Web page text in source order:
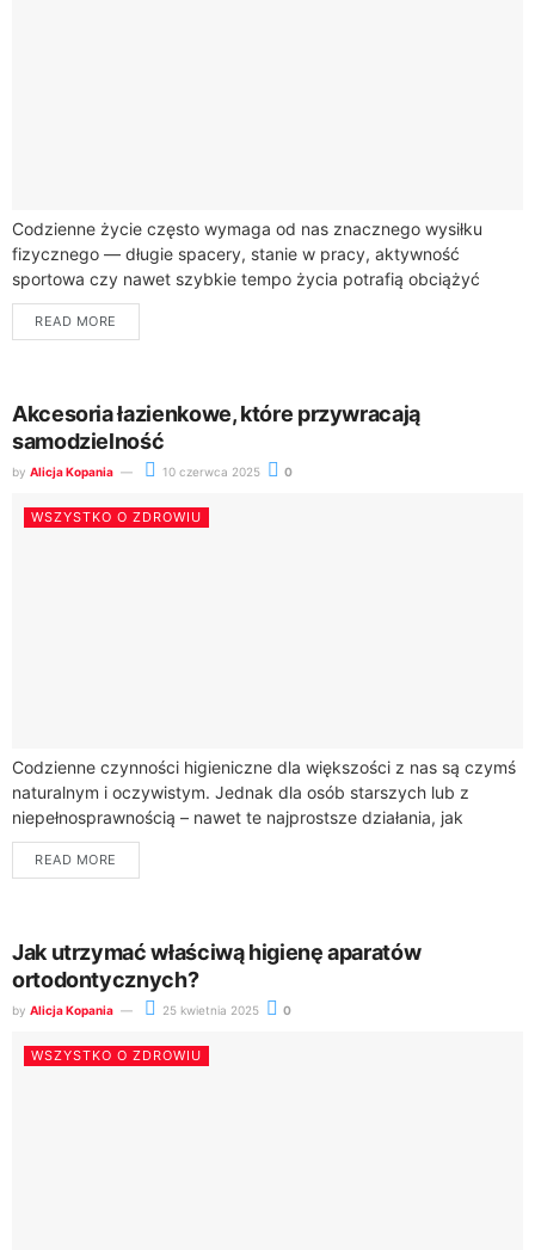
Codzienne życie często wymaga od nas znacznego wysiłku
fizycznego — długie spacery, stanie w pracy, aktywność
sportowa czy nawet szybkie tempo życia potrafią obciążyć
stopy i całe ciało. Problemy ze...
READ MORE
Akcesoria łazienkowe, które przywracają
samodzielność
by Alicja Kopania 10 czerwca 2025 0
WSZYSTKO O ZDROWIU
Codzienne czynności higieniczne dla większości z nas są czymś
naturalnym i oczywistym. Jednak dla osób starszych lub z
niepełnosprawnością – nawet te najprostsze działania, jak
wejście do wanny czy skorzystanie...
READ MORE
Jak utrzymać właściwą higienę aparatów
ortodontycznych?
by Alicja Kopania 25 kwietnia 2025 0
WSZYSTKO O ZDROWIU